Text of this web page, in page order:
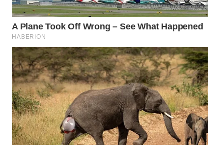
WAHANA
NEWS
WAHANA
TANI
WAHANA
ADVOKAT
WAHANA
INFRASTRUKTUR